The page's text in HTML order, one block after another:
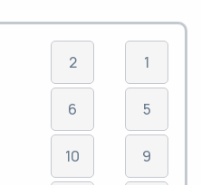
2
6
10
1
5
9